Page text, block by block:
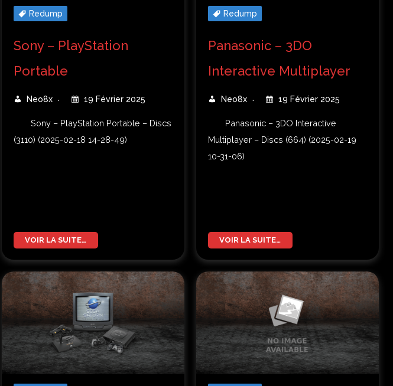
Redump
Sony – PlayStation
Portable
Neo8x 19 Février 2025
Sony – PlayStation Portable – Discs
(3110) (2025-02-18 14-28-49)
VOIR LA SUITE…
Redump
Panasonic – 3DO
Interactive Multiplayer
Neo8x 19 Février 2025
Panasonic – 3DO Interactive
Multiplayer – Discs (664) (2025-02-19
10-31-06)
VOIR LA SUITE…